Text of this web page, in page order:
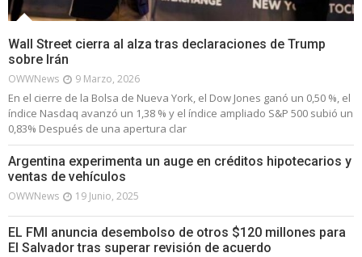
Wall Street cierra al alza tras declaraciones de Trump
sobre Irán
OWWNews 9 Marzo, 2026
En el cierre de la Bolsa de Nueva York, el Dow Jones ganó un 0,50 %, el
índice Nasdaq avanzó un 1,38 % y el índice ampliado S&P 500 subió un
0,83% Después de una apertura clar
Argentina experimenta un auge en créditos hipotecarios y
ventas de vehículos
OWWNews 19 Junio, 2025
EL FMI anuncia desembolso de otros $120 millones para
El Salvador tras superar revisión de acuerdo